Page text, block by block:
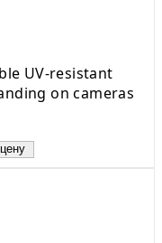
UV-resistant
on cameras